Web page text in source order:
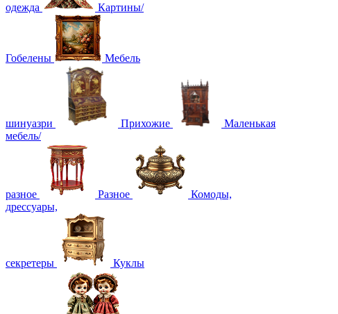
одежда Картины/
Гобелены Мебель
шинуазри Прихожие
Маленькая
мебель/
разное Разное
Комоды,
дрессуары,
секретеры Куклы